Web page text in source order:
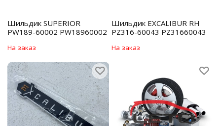
Шильдик SUPERIOR
PW189-60002 PW18960002
На заказ
Шильдик EXCALIBUR RH
PZ316-60043 PZ31660043
На заказ